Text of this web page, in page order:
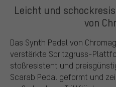
Leicht und
von
Das Synth Pedal von
verstärkte Spritzgruss-
stoßresistent und
Scarab Pedal geformt und